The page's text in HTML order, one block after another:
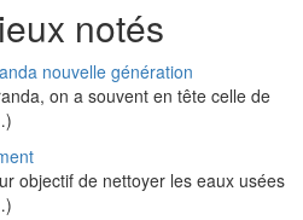
notés
nouvelle génération
on a souvent en tête celle de
objectif de nettoyer les eaux usées